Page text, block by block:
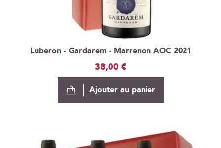
Luberon - Gardarem - Marrenon AOC 2021
38,00 €
Ajouter au panier